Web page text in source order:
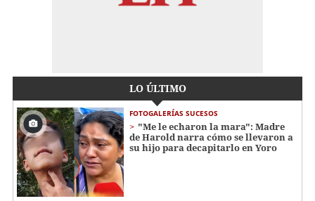
LO ÚLTIMO
FOTOGALERÍAS SUCESOS
"Me le echaron la mara": Madre
de Harold narra cómo se llevaron a
su hijo para decapitarlo en Yoro